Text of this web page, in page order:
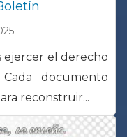
ejercer el derecho
documento
reconstruir...